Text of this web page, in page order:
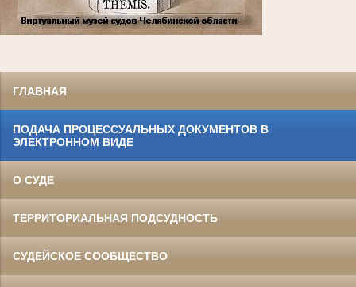
ГЛАВНАЯ
ПОДАЧА ПРОЦЕССУАЛЬНЫХ ДОКУМЕНТОВ В
ЭЛЕКТРОННОМ ВИДЕ
О СУДЕ
ТЕРРИТОРИАЛЬНАЯ ПОДСУДНОСТЬ
СУДЕЙСКОЕ СООБЩЕСТВО